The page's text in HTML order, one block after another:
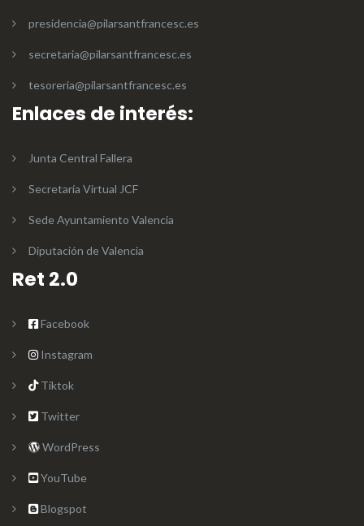
presidencia@pilarsantfrancesc.es
secretaria@pilarsantfrancesc.es
tesoreria@pilarsantfrancesc.es
Enlaces de interés:
Junta Central Fallera
Secretaría Virtual JCF
Sede Ayuntamiento Valencia
Diputación de Valencia
Ret 2.0
Facebook
Instagram
Tiktok
Twitter
WordPress
YouTube
Blogspot